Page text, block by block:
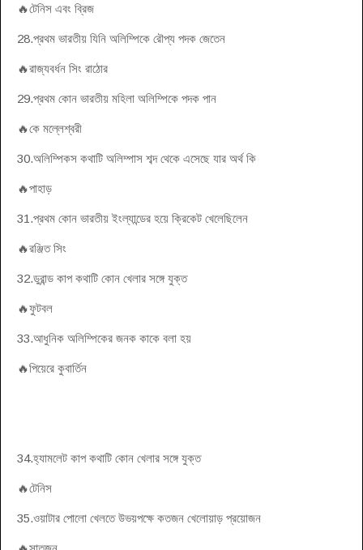
🔥টেনিস এবং ব্রিজ
28.প্রথম ভারতীয় যিনি অলিম্পিকে রৌপ্য পদক জেতেন
🔥রাজ্যবর্ধন সিং রাঠোর
29.প্রথম কোন ভারতীয় মহিলা অলিম্পিকে পদক পান
🔥কে মল্লেশ্বরী
30.অলিম্পিকস কথাটি অলিম্পাস শব্দ থেকে এসেছে যার অর্থ কি
🔥পাহাড়
31.প্রথম কোন ভারতীয় ইংল্যান্ডের হয়ে ক্রিকেট খেলেছিলেন
🔥রঞ্জিত সিং
32.ডুরান্ড কাপ কথাটি কোন খেলার সঙ্গে যুক্ত
🔥ফুটবল
33.আধুনিক অলিম্পিকের জনক কাকে বলা হয়
🔥পিয়েরে কুবার্তিন
34.হ্যামলেট কাপ কথাটি কোন খেলার সঙ্গে যুক্ত
🔥টেনিস
35.ওয়াটার পোলো খেলতে উভয়পক্ষে কতজন খেলোয়াড় প্রয়োজন